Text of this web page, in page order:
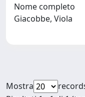
Nome completo
Giacobbe, Viola
Mostra